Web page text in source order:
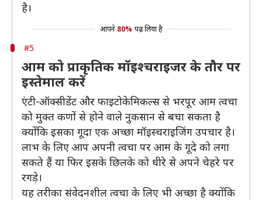
है।
आपने 80% पढ़ लिया है
#5
आम को प्राकृतिक मॉइश्चराइजर के तौर पर
इस्तेमाल करें
एंटी-ऑक्सीडेंट और फाइटोकेमिकल्स से भरपूर आम त्वचा
को मुक्त कणों से होने वाले नुकसान से बचा सकता है
क्योंकि इसका गूदा एक अच्छा मॉइस्चराइजिंग उपचार है।
लाभ के लिए आप अपनी त्वचा पर आम के गूदे को लगा
सकते हैं या फिर इसके छिलके को धीरे से अपने चेहरे पर
रगड़े।
यह तरीका संवेदनशील त्वचा के लिए भी अच्छा है क्योंकि